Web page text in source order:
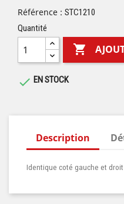
Référence : STC1210
Quantité

 EN STOCK
Description
Identique coté gauche et droit